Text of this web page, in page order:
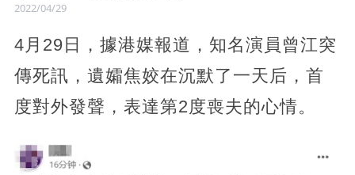
2022/04/29
4月29日，據港媒報道，知名演員曾江突
傳死訊，遺孀焦姣在沉默了一天后，首
度對外發聲，表達第2度喪夫的心情。